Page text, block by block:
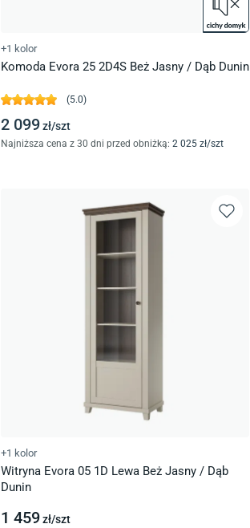
+1 kolor
Komoda Evora 25 2D4S Beż Jasny / Dąb Dunin
(5.0)
2 099zł/szt
Najniższa cena z 30 dni przed obniżką: 2 025 zł/szt
+1 kolor
Witryna Evora 05 1D Lewa Beż Jasny / Dąb
Dunin
1 459zł/szt